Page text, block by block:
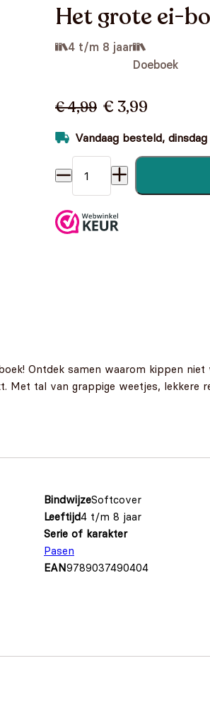
Het grote ei-
4 t/m 8 jaar
Doeboek
€ 4,99 € 3,99
Vandaag besteld,
Het grote ei-boek aantal
Ontdek samen waarom kippen
tal van grappige weetjes, lekkere
BindwijzeSoftcover
Leeftijd4 t/m 8 jaar
Serie of karakter
Pasen
EAN9789037490404